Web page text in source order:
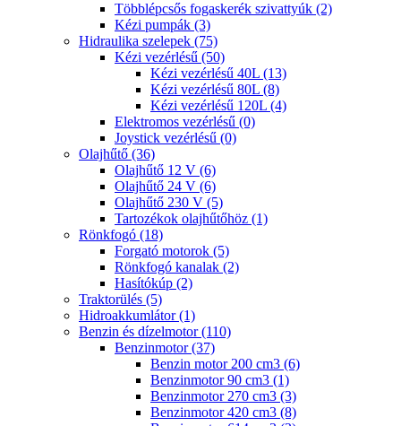
Többlépcsős fogaskerék szivattyúk (2)
Kézi pumpák (3)
Hidraulika szelepek (75)
Kézi vezérlésű (50)
Kézi vezérlésű 40L (13)
Kézi vezérlésű 80L (8)
Kézi vezérlésű 120L (4)
Elektromos vezérlésű (0)
Joystick vezérlésű (0)
Olajhűtő (36)
Olajhűtő 12 V (6)
Olajhűtő 24 V (6)
Olajhűtő 230 V (5)
Tartozékok olajhűtőhöz (1)
Rönkfogó (18)
Forgató motorok (5)
Rönkfogó kanalak (2)
Hasítókúp (2)
Traktorülés (5)
Hidroakkumlátor (1)
Benzin és dízelmotor (110)
Benzinmotor (37)
Benzin motor 200 cm3 (6)
Benzinmotor 90 cm3 (1)
Benzinmotor 270 cm3 (3)
Benzinmotor 420 cm3 (8)